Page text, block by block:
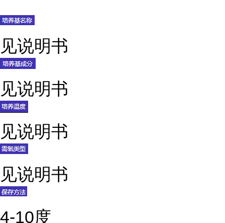
见说明书
见说明书
见说明书
见说明书
4-10度